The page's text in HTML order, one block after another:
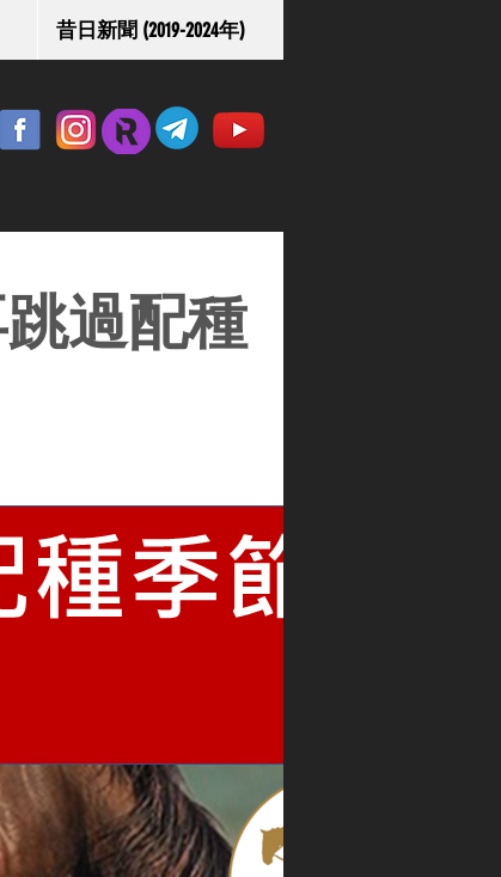
昔日新聞 (2019-2024年)
過配種